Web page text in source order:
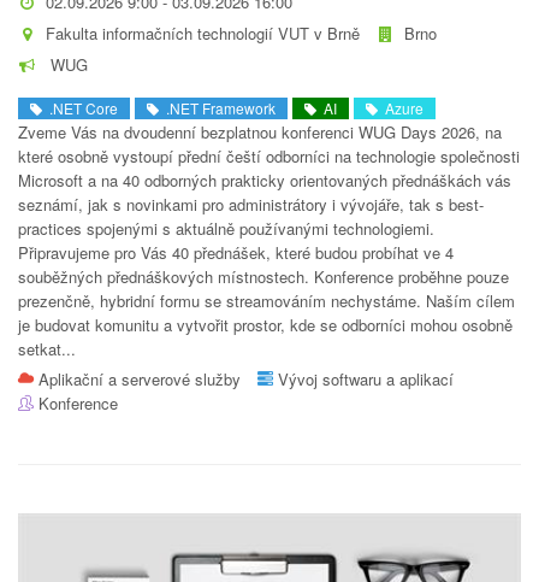
Fakulta informačních technologií VUT v Brně
Brno
WUG
.NET Core .NET Framework AI Azure
Zveme Vás na dvoudenní bezplatnou konferenci WUG Days 2026, na
které osobně vystoupí přední čeští odborníci na technologie společnosti
Microsoft a na 40 odborných prakticky orientovaných přednáškách vás
seznámí, jak s novinkami pro administrátory i vývojáře, tak s best-
practices spojenými s aktuálně používanými technologiemi.
Připravujeme pro Vás 40 přednášek, které budou probíhat ve 4
souběžných přednáškových místnostech. Konference proběhne pouze
prezenčně, hybridní formu se streamováním nechystáme. Naším cílem
je budovat komunitu a vytvořit prostor, kde se odborníci mohou osobně
setkat...
Aplikační a serverové služby
Vývoj softwaru a aplikací
Konference